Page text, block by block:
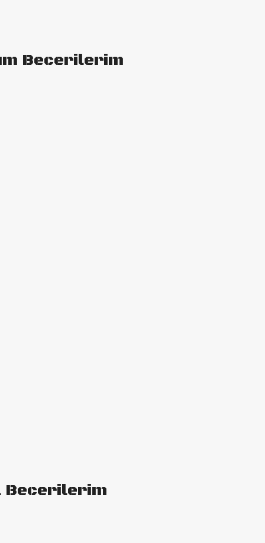
Becerilerim
Becerilerim